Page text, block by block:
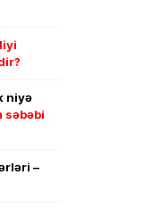
niyə
səbəbi
–